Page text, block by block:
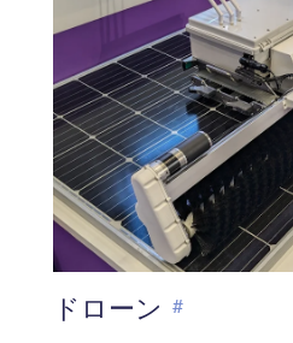
ドローン #